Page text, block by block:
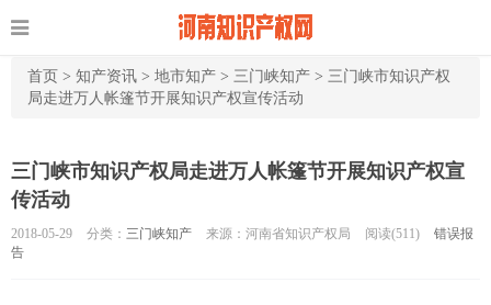
首页 > 知产资讯 > 地市知产 > 三门峡知产 > 三门峡市知识产权
局走进万人帐篷节开展知识产权宣传活动
三门峡市知识产权局走进万人帐篷节开展知识产权宣
传活动
2018-05-29 分类： 三门峡知产 来源：河南省知识产权局 阅读(511)
错误报
告